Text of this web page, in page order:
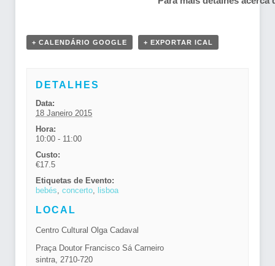
+ CALENDÁRIO GOOGLE + EXPORTAR ICAL
DETALHES
Data:
18 Janeiro 2015
Hora:
10:00 - 11:00
Custo:
€17.5
Etiquetas de Evento:
bebés,concerto, lisboa
LOCAL
Centro Cultural Olga Cadaval
Praça Doutor Francisco Sá Carneiro
sintra, 2710-720